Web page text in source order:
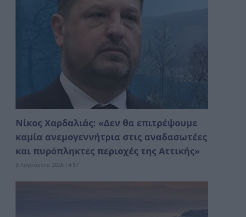
Νίκος Χαρδαλιάς: «Δεν θα επιτρέψουμε
καμία ανεμογεννήτρια στις αναδασωτέες
και πυρόπληκτες περιοχές της Αττικής»
8 Αυγούστου 2026 14:57